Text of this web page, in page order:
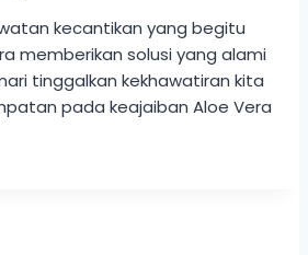
kecantikan yang begitu
memberikan solusi yang alami
tinggalkan kekhawatiran kita
pada keajaiban Aloe Vera